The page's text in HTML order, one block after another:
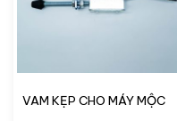
VAM KẸP CHO MÁY MỘC